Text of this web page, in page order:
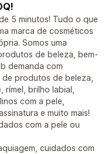
5 minutos! Tudo o que
marca de cosméticos
Somos uma
de beleza, bem-
demanda com
produtos de beleza,
rímel, brilho labial,
com a pele,
e muito mais!
com a pele ou
cuidados com